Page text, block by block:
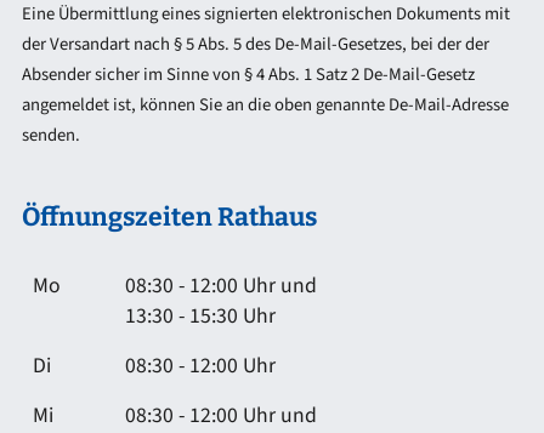
Eine Übermittlung eines signierten elektronischen Dokuments mit
der Versandart nach § 5 Abs. 5 des De-Mail-Gesetzes, bei der der
Absender sicher im Sinne von § 4 Abs. 1 Satz 2 De-Mail-Gesetz
angemeldet ist, können Sie an die oben genannte De-Mail-Adresse
senden.
Öffnungszeiten Rathaus
Mo
08:30 - 12:00 Uhr und
13:30 - 15:30 Uhr
Di
08:30 - 12:00 Uhr
Mi
08:30 - 12:00 Uhr und